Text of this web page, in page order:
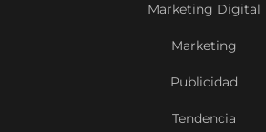
Marketing Digital
Marketing
Publicidad
Tendencia